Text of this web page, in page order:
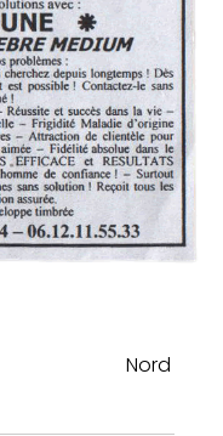
Nord